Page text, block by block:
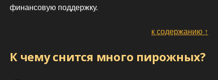
финансовую поддержку.
к содержанию ↑
К чему снится много пирожных?